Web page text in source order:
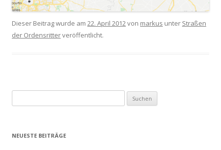
Dieser Beitrag wurde am 22. April 2012von markus unter Straßen
der Ordensritterveröffentlicht.
u
h
NEUESTE BEITRÄGE